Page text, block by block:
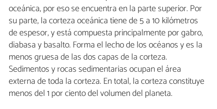
oceánica, por eso se encuentra en la parte superior. Por
su parte, la corteza oceánica tiene de 5 a 10 kilómetros
de espesor, y está compuesta principalmente por gabro,
diabasa y basalto. Forma el lecho de los océanos y es la
menos gruesa de las dos capas de la corteza.
Sedimentos y rocas sedimentarias ocupan el área
externa de toda la corteza. En total, la corteza constituye
menos del 1 por ciento del volumen del planeta.